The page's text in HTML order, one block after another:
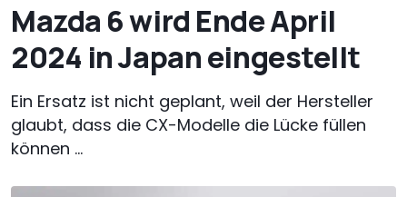
Mazda 6 wird Ende April
2024 in Japan eingestellt
Ein Ersatz ist nicht geplant, weil der Hersteller
glaubt, dass die CX-Modelle die Lücke füllen
können ...